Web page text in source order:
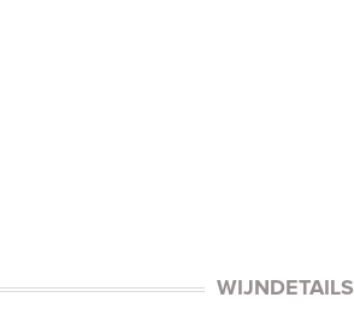
WIJNDETAILS